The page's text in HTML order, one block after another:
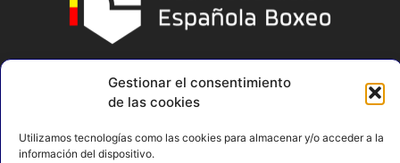
Gestionar el consentimiento
de las cookies
Utilizamos tecnologías como las cookies para almacenar y/o acceder a la
información del dispositivo.